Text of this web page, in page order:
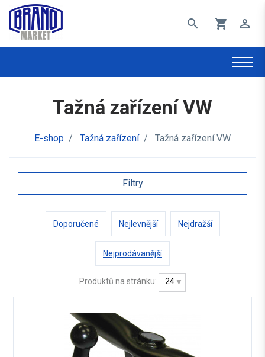
search shopping_cart perm_identity
Tažná zařízení VW
E-shop / Tažná zařízení / Tažná zařízení VW
Filtry
Doporučené Nejlevnější Nejdražší
Nejprodávanější
Produktů na stránku: 24